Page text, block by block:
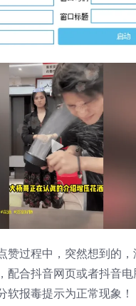
赞过程中，突然想到的
配合抖音网页或者抖音电
软报毒提示为正常现象！